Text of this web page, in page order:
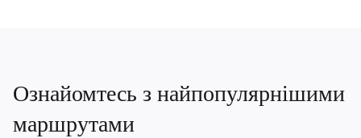
Ознайомтесь з найпопулярнішими
маршрутами